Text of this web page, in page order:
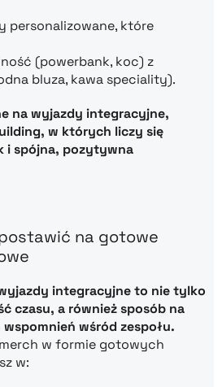
personalizowane, które
(powerbank, koc) z
bluza, kawa speciality).
na wyjazdy integracyjne,
w których liczy się
i spójna, pozytywna
na gotowe
integracyjne to nie tylko
czasu, a również sposób na
wśród zespołu.
w formie gotowych
w: